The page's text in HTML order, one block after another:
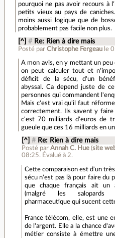
pourquoi ne pas avoir recours à
petits vieux au pays de
moins aussi logique que de
probablement pas facile non plus.
[^] # Re: Rien à dire mais
Posté parChristophe Fergeau le
A mon avis, en y mettant un peu
on peut calculer tout et
déficit de la sécu, d'un
abyssal. Ca depend juste de
personnes qui commandent
Mais c'est vrai qu'il faut
correctement. Ils savent y
c'est 70 milliards d'euros de
gueule que ces 16 milliards en
[^] # Re: Rien à dire mais
Posté par Annah C. Hue(site
08:25.Évalué à 2.
Cette comparaison est d'un
sécu n'est pas là pour faire du
que chaque français ait un
(malgré les salopards
pharmaceutique qui sucent
France télécom, elle, est une
de l'argent. Elle a la chance
métier consiste à émettre